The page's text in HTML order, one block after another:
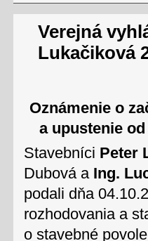
Verejná
Lukačiková
Oznámenie o
a upustenie
Stavebníci Peter
Dubová a Ing.
podali dňa
rozhodovania a
o stavebné